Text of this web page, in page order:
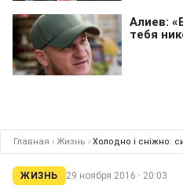
Главная › Жизнь › Холодно і сніжно:
ЖИЗНЬ 29 ноября 2016 · 20:03